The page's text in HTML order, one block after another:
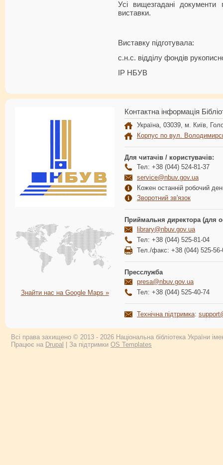
Усі вищезгадані документи
виставки.
Виставку підготувала:
с.н.с. відділу фондів
ІР НБУВ
Знайти нас на Google Maps »
Контактна інформація
Україна, 03039, м. Київ,
Корпус по вул.
Для читачів / користувачів:
Тел: +38 (044) 524-81-37
service@nbuv.gov.ua
Кожен останній робочий
Зворотний зв'язок
Приймальня директора (для
library@nbuv.gov.ua
Тел: +38 (044) 525-81-04
Тел./факс: +38 (044) 525-56-
Пресслужба
presa@nbuv.gov.ua
Тел: +38 (044) 525-40-74
Технічна підтримка:
Всі права захищено © 2013 - 2026 Національна бібліотека України
Працює на Drupal | За підтримки OS Templates